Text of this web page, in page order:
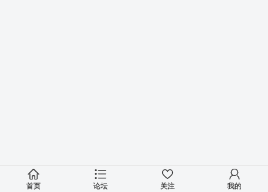
首页 论坛 关注 我的